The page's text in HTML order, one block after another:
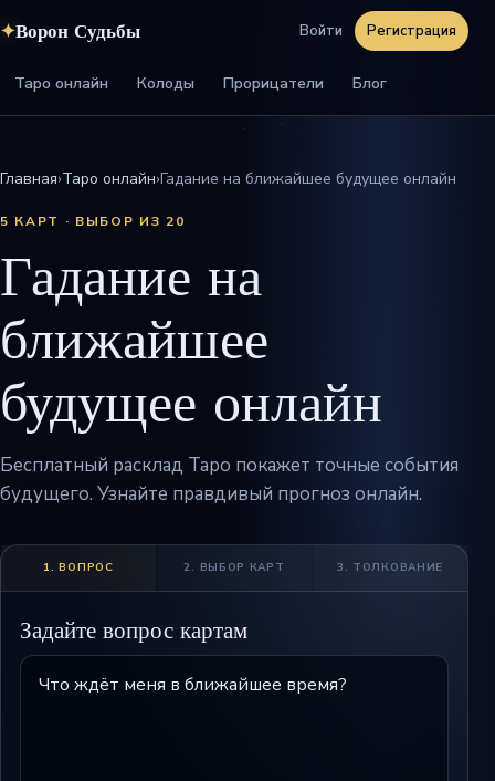
✦Ворон Судьбы
Таро онлайн Колоды Прорицатели Блог
Войти Регистрация
Главная›Таро онлайн›Гадание на ближайшее будущее онлайн
5 КАРТ · ВЫБОР ИЗ 20
Гадание на
ближайшее
будущее онлайн
Бесплатный расклад Таро покажет точные события
будущего. Узнайте правдивый прогноз онлайн.
1. ВОПРОС 2. ВЫБОР КАРТ 3. ТОЛКОВАНИЕ
Задайте вопрос картам